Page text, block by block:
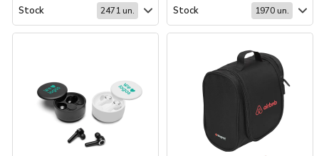
Stock 2471 un. Stock 1970 un.